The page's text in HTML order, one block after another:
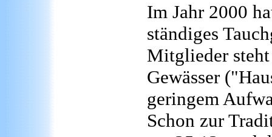
Im Jahr 2000
ständiges
Mitglieder
Gewässer
geringem
Schon zur